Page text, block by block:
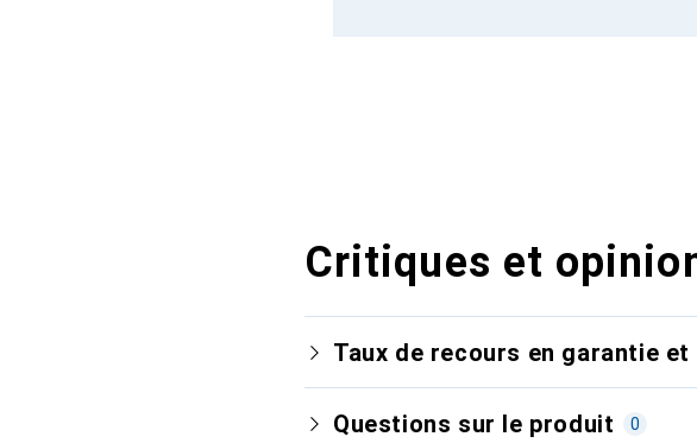
Critiques et
Taux de recours en garantie
Questions sur le produit 0